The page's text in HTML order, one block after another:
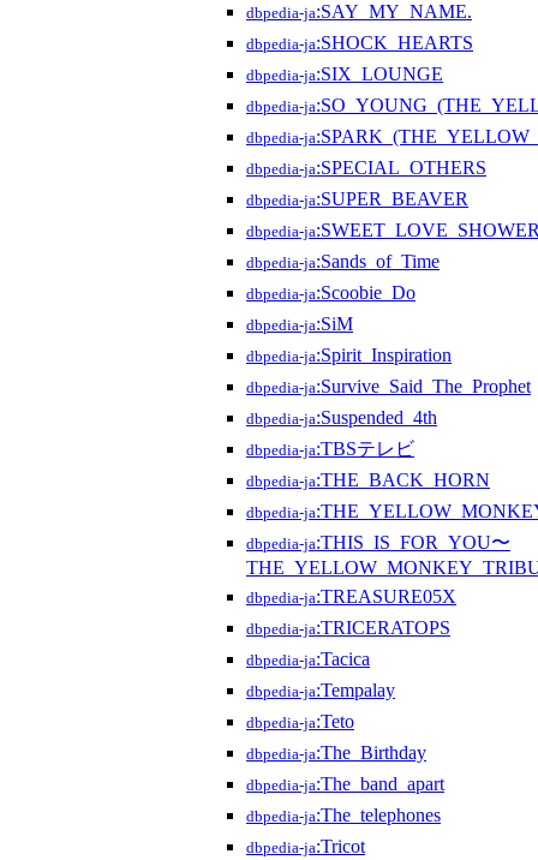
dbpedia-ja:SAY_MY_NAME.
dbpedia-ja:SHOCK_HEARTS
dbpedia-ja:SIX_LOUNGE
dbpedia-ja
dbpedia-ja
dbpedia-ja:SPECIAL_OTHERS
dbpedia-ja:SUPER_BEAVER
dbpedia-ja
dbpedia-ja:Sands_of_Time
dbpedia-ja:Scoobie_Do
dbpedia-ja:SiM
dbpedia-ja:Spirit_Inspiration
dbpedia-ja:Survive_Said_The_Prophet
dbpedia-ja:Suspended_4th
dbpedia-ja:TBSテレビ
dbpedia-ja:THE_BACK_HORN
dbpedia-ja
dbpedia-ja:THIS_IS_FOR_YOU〜
dbpedia-ja:TREASURE05X
dbpedia-ja:TRICERATOPS
dbpedia-ja:Tacica
dbpedia-ja:Tempalay
dbpedia-ja:Teto
dbpedia-ja:The_Birthday
dbpedia-ja:The_band_apart
dbpedia-ja:The_telephones
dbpedia-ja:Tricot